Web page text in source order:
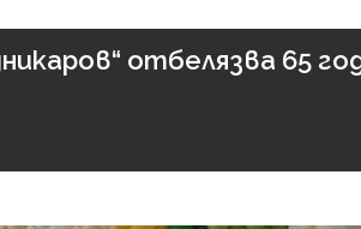
отбелязва 65